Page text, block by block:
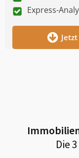
Express-
Die